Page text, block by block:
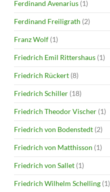
Ferdinand Avenarius (1)
Ferdinand Freiligrath (2)
Franz Wolf (1)
Friedrich Emil Rittershaus (1)
Friedrich Rückert (8)
Friedrich Schiller (18)
Friedrich Theodor Vischer (1)
Friedrich von Bodenstedt (2)
Friedrich von Matthisson (1)
Friedrich von Sallet (1)
Friedrich Wilhelm Schelling (1)